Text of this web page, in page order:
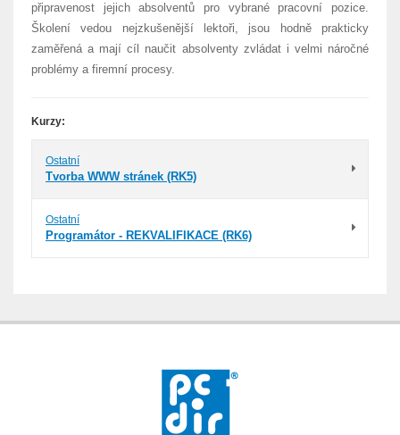
připravenost jejich absolventů pro vybrané pracovní pozice.
Školení vedou nejzkušenější lektoři, jsou hodně prakticky
zaměřená a mají cíl naučit absolventy zvládat i velmi náročné
problémy a firemní procesy.
Kurzy:
Ostatní
Tvorba WWW stránek (RK5)
Ostatní
Programátor - REKVALIFIKACE (RK6)